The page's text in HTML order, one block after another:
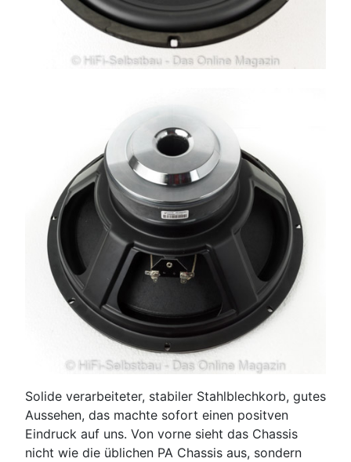
Solide verarbeiteter, stabiler Stahlblechkorb, gutes
Aussehen, das machte sofort einen positven
Eindruck auf uns. Von vorne sieht das Chassis
nicht wie die üblichen PA Chassis aus, sondern